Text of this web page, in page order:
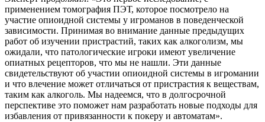
применением томография ПЭТ, которое посмотрело на
участие опиоидной системы у игроманов в поведенческой
зависимости. Принимая во внимание данные предыдущих
работ об изучении пристрастий, таких как алкоголизм, мы
ожидали, что патологические игроки имеют увеличение
опиатных рецепторов, что мы не нашли. Эти данные
свидетельствуют об участии опиоидной системы в игромании
и что влечение может отличаться от пристрастия к веществам,
таким как алкоголь. Мы надеемся, что в долгосрочной
перспективе это поможет нам разработать новые подходы для
избавления от привязанности к покеру и автоматам».